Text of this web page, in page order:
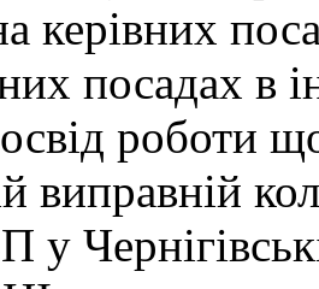
керівних
посадах в
роботи
виправній